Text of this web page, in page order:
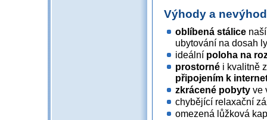
Výhody a
oblíbená stálice
ubytování na dosah
ideální poloha na
prostorné i kvalitně
připojením k
zkrácené pobyty ve
chybějící relaxační
omezená lůžková